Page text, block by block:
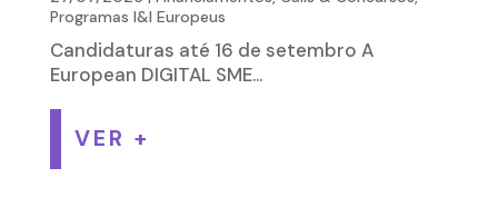
Programas I&I Europeus
Candidaturas até 16 de setembro A
European DIGITAL SME...
VER +